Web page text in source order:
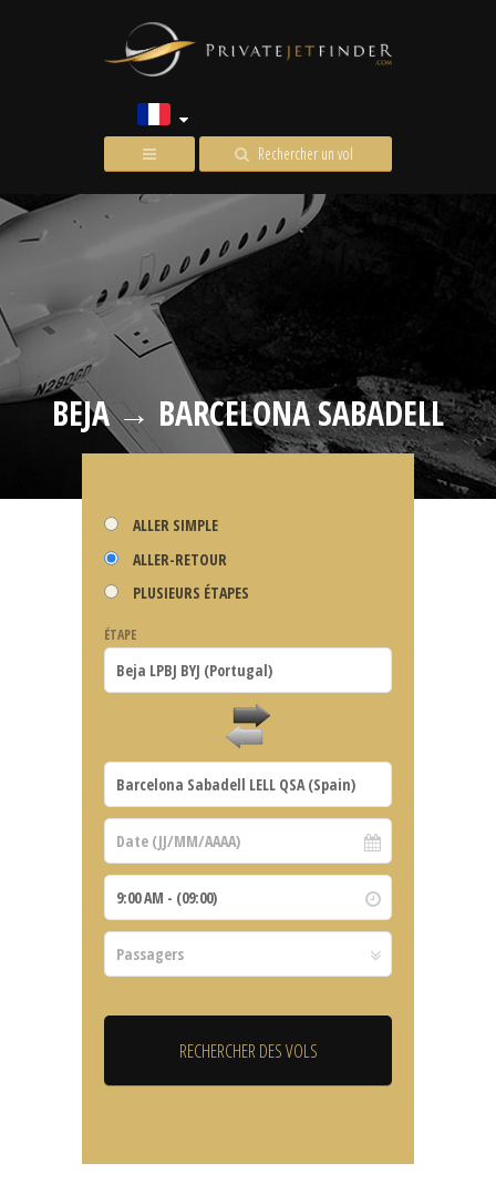
Rechercher un vol
BEJA → BARCELONA SABADELL
ALLER SIMPLE
ALLER-RETOUR
PLUSIEURS ÉTAPES
ÉTAPE